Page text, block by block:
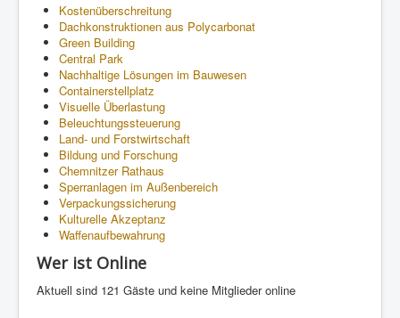
Kostenüberschreitung
Dachkonstruktionen aus Polycarbonat
Green Building
Central Park
Nachhaltige Lösungen im Bauwesen
Containerstellplatz
Visuelle Überlastung
Beleuchtungssteuerung
Land- und Forstwirtschaft
Bildung und Forschung
Chemnitzer Rathaus
Sperranlagen im Außenbereich
Verpackungssicherung
Kulturelle Akzeptanz
Waffenaufbewahrung
Wer ist Online
Aktuell sind 121 Gäste und keine Mitglieder online